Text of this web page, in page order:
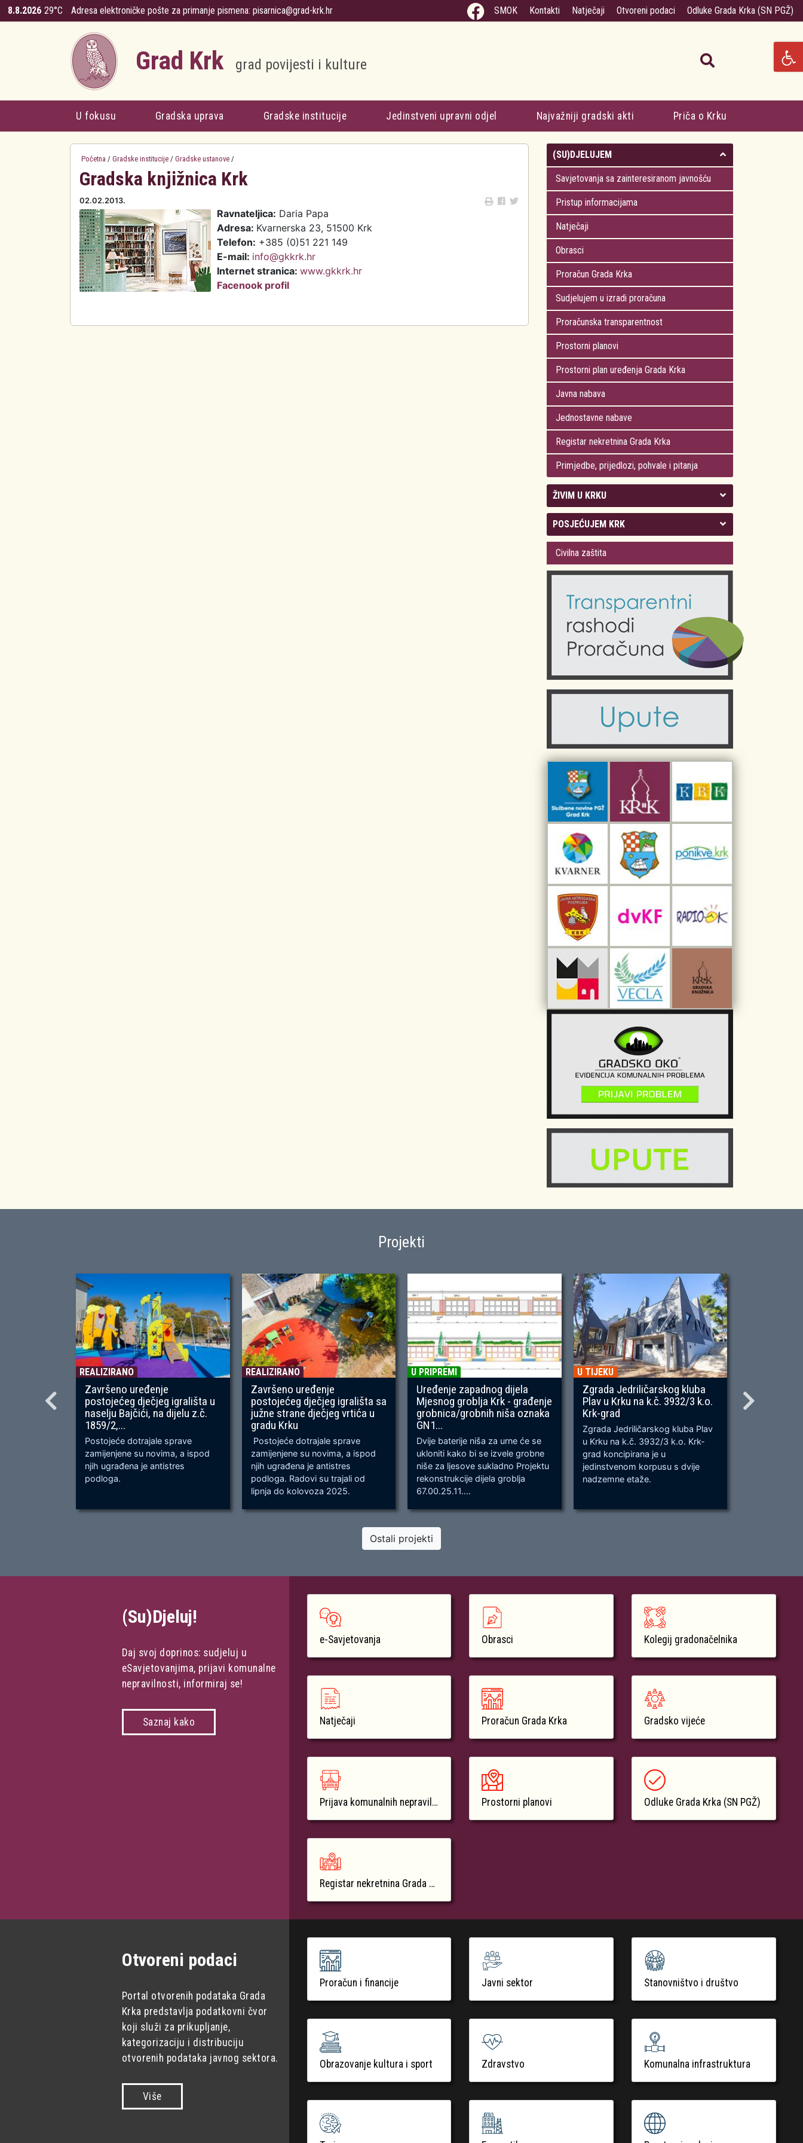
Skoči na glavni sadržaj
8.8.2026 29°C Adresa elektroničke pošte za primanje pismena: pisarnica@grad-krk.hr SMOK Kontakti Natječaji Otvoreni podaci Odluke Grada Krka (SN PGŽ)
Grad Krk grad povijesti i kulture
U fokusu Gradska uprava Gradske institucije Jedinstveni upravni odjel Najvažniji gradski akti Priča o Krku
Početna / Gradske institucije / Gradske ustanove /
Gradska knjižnica Krk
02.02.2013.
Ravnateljica: Daria Papa
Adresa: Kvarnerska 23, 51500 Krk
Telefon: +385 (0)51 221 149
E-mail: info@gkkrk.hr
Internet stranica: www.gkkrk.hr
Facenook profil
(SU)DJELUJEM
Savjetovanja sa zainteresiranom javnošću
Pristup informacijama
Natječaji
Obrasci
Proračun Grada Krka
Sudjelujem u izradi proračuna
Proračunska transparentnost
Prostorni planovi
Prostorni plan uređenja Grada Krka
Javna nabava
Jednostavne nabave
Registar nekretnina Grada Krka
Primjedbe, prijedlozi, pohvale i pitanja
ŽIVIM U KRKU
Kolegij gradonačelnika
Gradsko vijeće
Odluke Grada Krka (Službene novine PGŽ)
Obrazovanje
Komunalne usluge
Civilni sektor (arhiva udruga)
Sport i rekreacija
POSJEĆUJEM KRK
Plan Grada Krka
Krk 360° VR panorama
Krk uživo
Fotogalerije
Kalendar događanja
Turistička zajednica otoka Krka
Kulturno-turistička ruta Putovima Frankopana
Dar iz Krka
Interpretacijski centar pomorske baštine
Civilna zaštita
Projekti
REALIZIRANO
Završeno uređenje
postojećeg dječjeg igrališta u
naselju Bajčići, na dijelu z.č.
1859/2,...
Postojeće dotrajale sprave
zamijenjene su novima, a ispod
njih ugrađena je antistres
podloga.
REALIZIRANO
Završeno uređenje
postojećeg dječjeg igrališta sa
južne strane dječjeg vrtića u
gradu Krku
Postojeće dotrajale sprave
zamijenjene su novima, a ispod
njih ugrađena je antistres
podloga. Radovi su trajali od
lipnja do kolovoza 2025.
U PRIPREMI
Uređenje zapadnog dijela
Mjesnog groblja Krk - građenje
grobnica/grobnih niša oznaka
GN1...
Dvije baterije niša za urne će se
ukloniti kako bi se izvele grobne
niše za ljesove sukladno Projektu
rekonstrukcije dijela groblja
67.00.25.11....
U TIJEKU
Zgrada Jedriličarskog kluba
Plav u Krku na k.č. 3932/3 k.o.
Krk-grad
Zgrada Jedriličarskog kluba Plav
u Krku na k.č. 3932/3 k.o. Krk-
grad koncipirana je u
jedinstvenom korpusu s dvije
nadzemne etaže.
OU, na
Ostali projekti
(Su)Djeluj!
Daj svoj doprinos: sudjeluj u
eSavjetovanjima, prijavi komunalne
nepravilnosti, informiraj se!
Saznaj kako
e-Savjetovanja
Natječaji
Prijava komunalnih nepravilnosti
Registar nekretnina Grada Krka
Obrasci
Proračun Grada Krka
Prostorni planovi
Kolegij gradonačelnika
Gradsko vijeće
Odluke Grada Krka (SN PGŽ)
Otvoreni podaci
Portal otvorenih podataka Grada
Krka predstavlja podatkovni čvor
koji služi za prikupljanje,
kategorizaciju i distribuciju
otvorenih podataka javnog sektora.
Više
Proračun i financije
Obrazovanje kultura i sport
Javni sektor
Zdravstvo
Stanovništvo i društvo
Komunalna infrastruktura